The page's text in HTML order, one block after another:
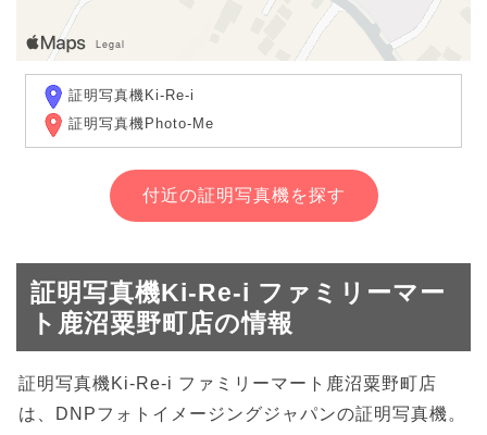
証明写真機Ki-Re-i
証明写真機Photo-Me
付近の証明写真機を探す
証明写真機Ki-Re-i ファミリーマー
ト鹿沼粟野町店の情報
証明写真機Ki-Re-i ファミリーマート鹿沼粟野町店
は、DNPフォトイメージングジャパンの証明写真機。